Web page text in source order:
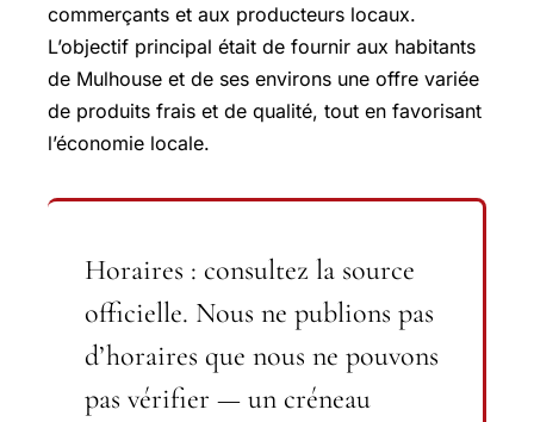
commerçants et aux producteurs locaux.
L’objectif principal était de fournir aux habitants
de Mulhouse et de ses environs une offre variée
de produits frais et de qualité, tout en favorisant
l’économie locale.
Horaires : consultez la source
officielle. Nous ne publions pas
d’horaires que nous ne pouvons
pas vérifier — un créneau